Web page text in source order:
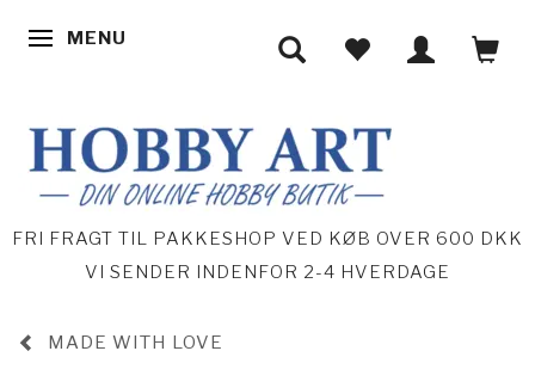
SKIFTE NAVIGATION
MENU
FRI FRAGT TIL PAKKESHOP VED KØB OVER 600 DKK
VI SENDER INDENFOR 2-4 HVERDAGE
MADE WITH LOVE